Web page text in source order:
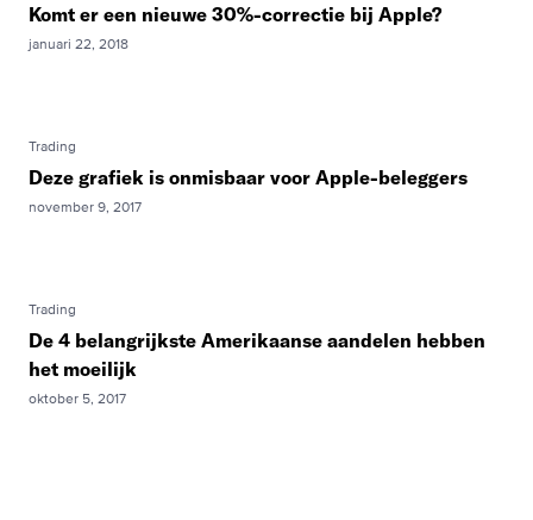
Komt er een nieuwe 30%-correctie bij Apple?
januari 22, 2018
Trading
Deze grafiek is onmisbaar voor Apple-beleggers
november 9, 2017
Trading
De 4 belangrijkste Amerikaanse aandelen hebben
het moeilijk
oktober 5, 2017